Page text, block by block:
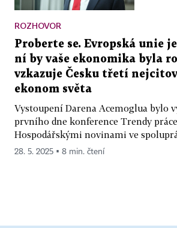
ROZHOVOR
Proberte se. Evropská unie
ní by vaše ekonomika byla
vzkazuje Česku třetí
ekonom světa
Vystoupení Darena Acemoglua bylo
prvního dne konference Trendy
Hospodářskými novinami ve
28. 5. 2025 ▪ 8 min. čtení